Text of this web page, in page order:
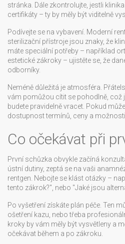
stránka. Dále zkontrolujte, jestli
certifikáty – ty by měly být viditelně
Podívejte se na vybavení. Moderní
sterilizační přístroje jsou znaky, že
máte speciální potřeby – například
estetické zákroky – ujistěte se, že
odborníky.
Neméně důležitá je atmosféra.
vám pomůžou cítit se pohodlně, což
budete pravidelně vracet. Pokud
dostupnost termínů, ceny a
Co očekávat při
První schůzka obvykle začíná
ústní dutiny, zeptá se na vaši
rentgen. Nebojte se klást otázky –
tento zákrok?", nebo "Jaké jsou
Po vyšetření získáte plán péče. Ten
ošetření kazu, nebo třeba
kroky by vám měly být vysvětleny a
očekávat během a po zákroku.